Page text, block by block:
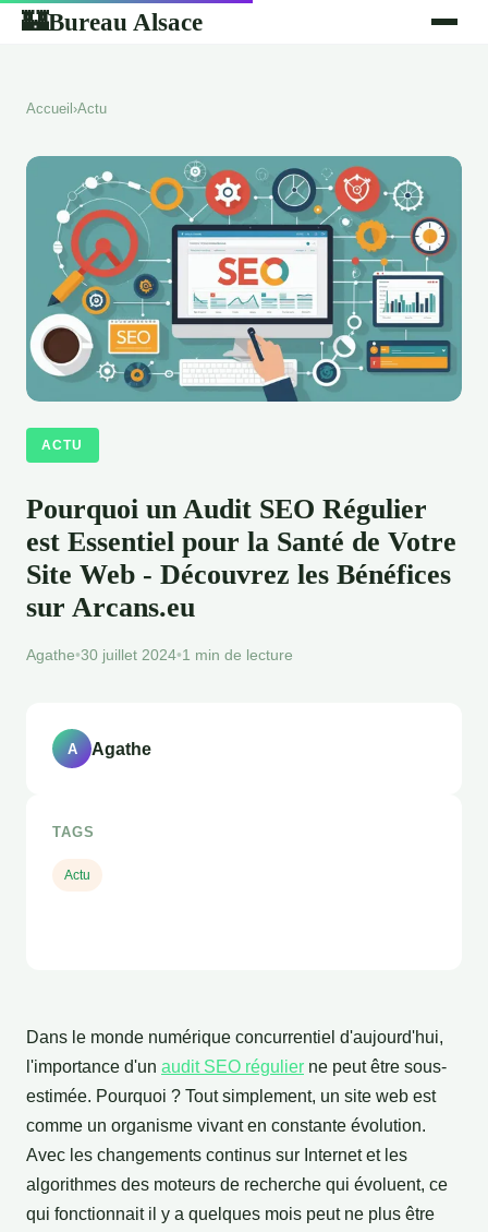
🏰Bureau Alsace
Accueil ›Actu
ACTU
Pourquoi un Audit SEO Régulier
est Essentiel pour la Santé de Votre
Site Web - Découvrez les Bénéfices
sur Arcans.eu
Agathe•30 juillet 2024•1 min de lecture
Dans le monde numérique concurrentiel d'aujourd'hui,
l'importance d'un audit SEO régulier ne peut être sous-
estimée. Pourquoi ? Tout simplement, un site web est
comme un organisme vivant en constante évolution.
Avec les changements continus sur Internet et les
algorithmes des moteurs de recherche qui évoluent, ce
qui fonctionnait il y a quelques mois peut ne plus être
A Agathe
TAGS
Actu